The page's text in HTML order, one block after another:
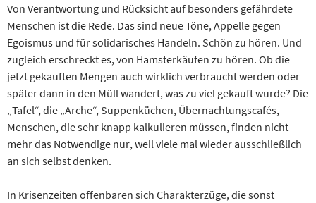
Von Verantwortung und Rücksicht auf besonders gefährdete
Menschen ist die Rede. Das sind neue Töne, Appelle gegen
Egoismus und für solidarisches Handeln. Schön zu hören. Und
zugleich erschreckt es, von Hamsterkäufen zu hören. Ob die
jetzt gekauften Mengen auch wirklich verbraucht werden oder
später dann in den Müll wandert, was zu viel gekauft wurde? Die
„Tafel“, die „Arche“, Suppenküchen, Übernachtungscafés,
Menschen, die sehr knapp kalkulieren müssen, finden nicht
mehr das Notwendige nur, weil viele mal wieder ausschließlich
an sich selbst denken.
In Krisenzeiten offenbaren sich Charakterzüge, die sonst